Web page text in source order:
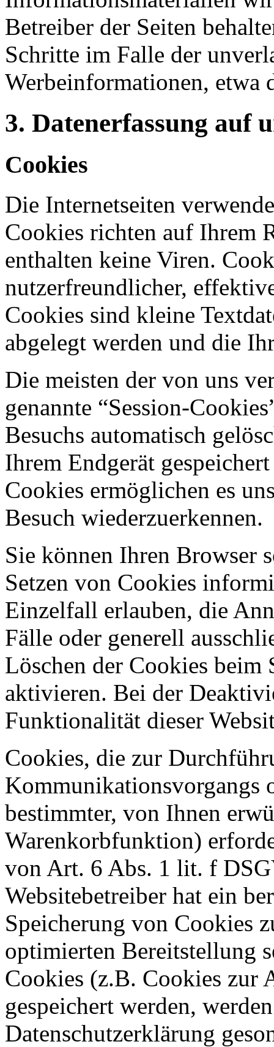
Betreiber der Seiten
Schritte im Falle der
Werbeinformationen, etwa
3. Datenerfassung auf
Cookies
Die Internetseiten
Cookies richten auf Ihrem
enthalten keine Viren.
nutzerfreundlicher,
Cookies sind kleine
abgelegt werden und die
Die meisten der von uns
genannte “Session-
Besuchs automatisch
Ihrem Endgerät
Cookies ermöglichen es
Besuch wiederzuerkennen.
Sie können Ihren Browser
Setzen von Cookies
Einzelfall erlauben, die
Fälle oder generell
Löschen der Cookies beim
aktivieren. Bei der
Funktionalität dieser
Cookies, die zur
Kommunikationsvorgangs
bestimmter, von Ihnen
Warenkorbfunktion)
von Art. 6 Abs. 1 lit. f
Websitebetreiber hat ein
Speicherung von Cookies
optimierten Bereitstellung
Cookies (z.B. Cookies zur
gespeichert werden,
Datenschutzerklärung